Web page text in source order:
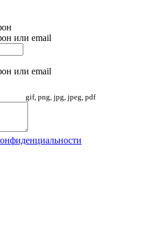
или email
или email
gif, png, jpg, jpeg, pdf